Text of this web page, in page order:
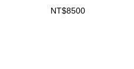
NT$8500